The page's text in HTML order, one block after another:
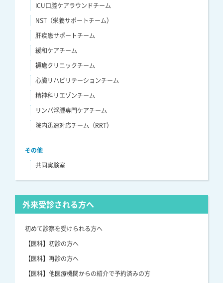
ICU口腔ケアラウンドチーム
NST（栄養サポートチーム）
肝疾患サポートチーム
緩和ケアチーム
褥瘡クリニックチーム
心臓リハビリテーションチーム
精神科リエゾンチーム
リンパ浮腫専門ケアチーム
院内迅速対応チーム（RRT）
その他
共同実験室
外来受診される方へ
初めて診察を受けられる方へ
【医科】初診の方へ
【医科】再診の方へ
【医科】他医療機関からの紹介で予約済みの方